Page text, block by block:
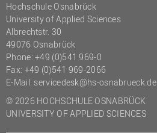
Hochschule Osnabrück
University of Applied Sciences
Albrechtstr. 30
49076 Osnabrück
Phone: +49 (0)541 969-0
Fax: +49 (0)541 969-2066
E-Mail: servicedesk@hs-osnabrueck.de
© 2026 HOCHSCHULE OSNABRÜCK
UNIVERSITY OF APPLIED SCIENCES